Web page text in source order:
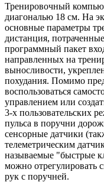
Тренировочный
диагональю 18 см. На
основные параметры
дистанция,
программный пакет
направленных на
выносливости,
похудания. Помимо
воспользоваться
управлением или
3-х пользовательских
пульса в поручни
сенсорные датчики
телеметрическим
называемые "быстрые
можно отрегулировать
рук с поручней.